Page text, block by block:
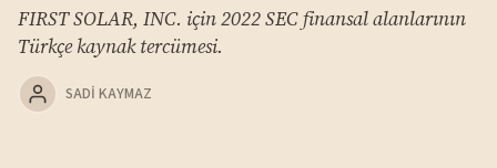
FIRST SOLAR, INC. için 2022 SEC finansal alanlarının
Türkçe kaynak tercümesi.
SADI KAYMAZ